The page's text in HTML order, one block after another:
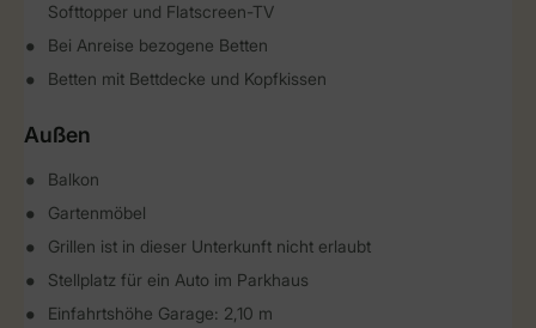
Softtopper und Flatscreen-TV
Bei Anreise bezogene Betten
Betten mit Bettdecke und Kopfkissen
Außen
Balkon
Gartenmöbel
Grillen ist in dieser Unterkunft nicht erlaubt
Stellplatz für ein Auto im Parkhaus
Einfahrtshöhe Garage: 2,10 m